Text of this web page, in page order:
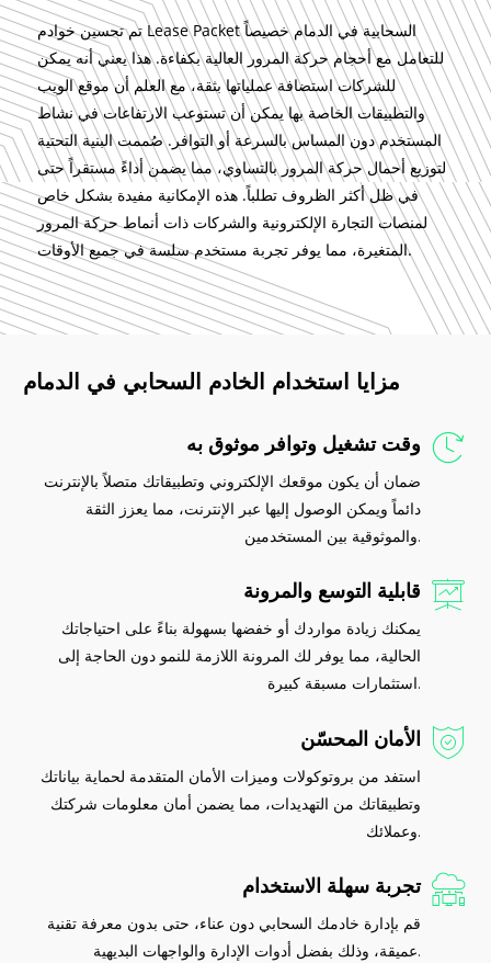
تم تحسين خوادم Lease Packet السحابية في الدمام خصيصاً
للتعامل مع أحجام حركة المرور العالية بكفاءة. هذا يعني أنه يمكن
للشركات استضافة عملياتها بثقة، مع العلم أن موقع الويب
والتطبيقات الخاصة بها يمكن أن تستوعب الارتفاعات في نشاط
المستخدم دون المساس بالسرعة أو التوافر. صُممت البنية التحتية
لتوزيع أحمال حركة المرور بالتساوي، مما يضمن أداءً مستقراً حتى
في ظل أكثر الظروف تطلباً. هذه الإمكانية مفيدة بشكل خاص
لمنصات التجارة الإلكترونية والشركات ذات أنماط حركة المرور
المتغيرة، مما يوفر تجربة مستخدم سلسة في جميع الأوقات.
مزايا استخدام الخادم السحابي في الدمام
وقت تشغيل وتوافر موثوق به
ضمان أن يكون موقعك الإلكتروني وتطبيقاتك متصلاً بالإنترنت
دائماً ويمكن الوصول إليها عبر الإنترنت، مما يعزز الثقة
والموثوقية بين المستخدمين.
قابلية التوسع والمرونة
يمكنك زيادة مواردك أو خفضها بسهولة بناءً على احتياجاتك
الحالية، مما يوفر لك المرونة اللازمة للنمو دون الحاجة إلى
استثمارات مسبقة كبيرة.
الأمان المحسّن
استفد من بروتوكولات وميزات الأمان المتقدمة لحماية بياناتك
وتطبيقاتك من التهديدات، مما يضمن أمان معلومات شركتك
وعملائك.
تجربة سهلة الاستخدام
قم بإدارة خادمك السحابي دون عناء، حتى بدون معرفة تقنية
عميقة، وذلك بفضل أدوات الإدارة والواجهات البديهية.